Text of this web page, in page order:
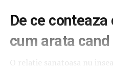
De ce
cum arata
O relatie sanatoasa nu